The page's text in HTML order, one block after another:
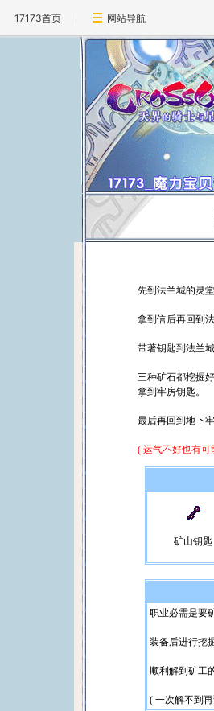
17173首页 网站导航
先到法兰城的灵堂
拿到信后再回到法
带著钥匙到法兰城
三种矿石都挖掘好
拿到牢房钥匙。
最后再回到地下牢
( 运气不好也有
矿山钥匙
职业必需是要
装备后进行挖
顺利解到矿工
( 一次解不到